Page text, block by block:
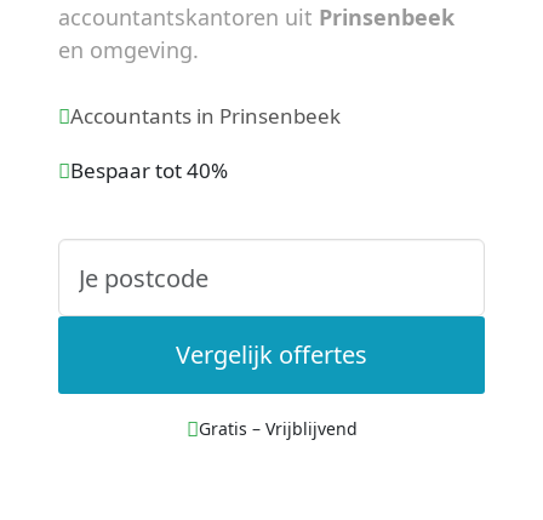
accountantskantoren uit Prinsenbeek
en omgeving.
Accountants in Prinsenbeek
Bespaar tot 40%
Vergelijk offertes
Gratis – Vrijblijvend